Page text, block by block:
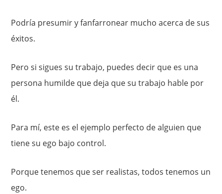
Podría presumir y fanfarronear mucho acerca de sus
éxitos.
Pero si sigues su trabajo, puedes decir que es una
persona humilde que deja que su trabajo hable por
él.
Para mí, este es el ejemplo perfecto de alguien que
tiene su ego bajo control.
Porque tenemos que ser realistas, todos tenemos un
ego.